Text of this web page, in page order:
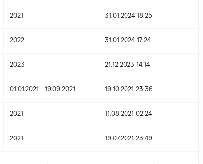
2021 31.01.2024 18:25
2022 31.01.2024 17:24
2023 21.12.2023 14:14
01.01.2021 - 19.09.2021 19.10.2021 23:36
2021 11.08.2021 02:24
2021 19.07.2021 23:49